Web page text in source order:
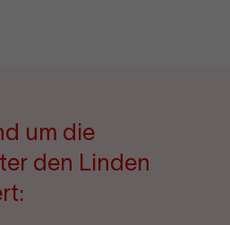
um die
den Linden